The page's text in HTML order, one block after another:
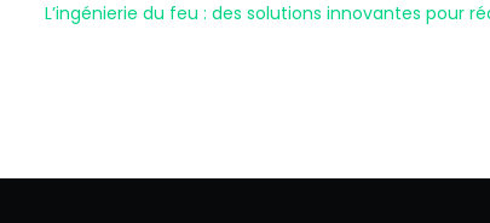
L’ingénierie du feu : des solutions innovantes pour